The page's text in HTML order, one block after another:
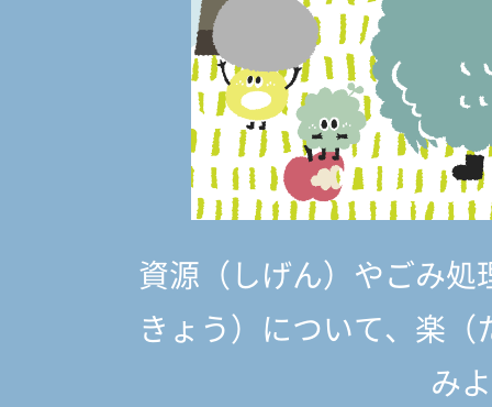
資源（しげん）やごみ
きょう） について、楽（
み